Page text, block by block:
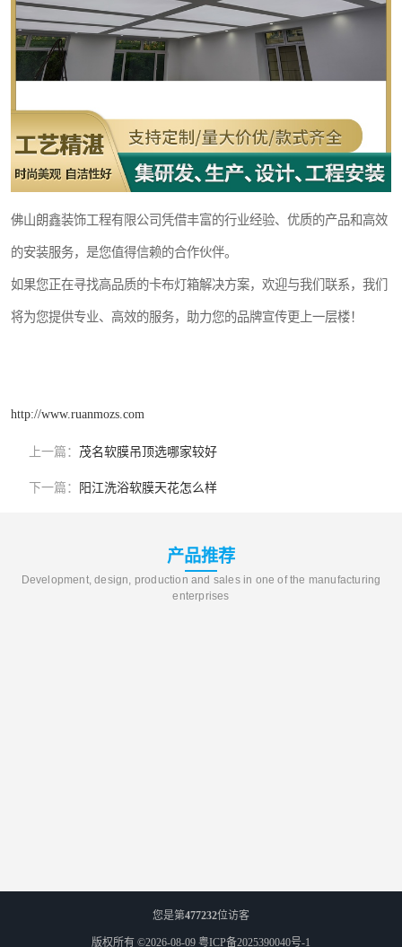
佛山朗鑫装饰工程有限公司凭借丰富的行业经验、优质的产品和高效
的安装服务，是您值得信赖的合作伙伴。
如果您正在寻找高品质的卡布灯箱解决方案，欢迎与我们联系，我们
将为您提供专业、高效的服务，助力您的品牌宣传更上一层楼！
http://www.ruanmozs.com
上一篇： 茂名软膜吊顶选哪家较好
下一篇： 阳江洗浴软膜天花怎么样
产品推荐
Development, design, production and sales in one of the manufacturing
enterprises
您是第477232位访客
版权所有 ©2026-08-09 粤ICP备2025390040号-1